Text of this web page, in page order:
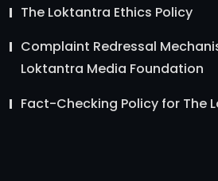
The Loktantra Ethics Policy
Complaint Redressal
Loktantra Media Foundation
Fact-Checking Policy for The